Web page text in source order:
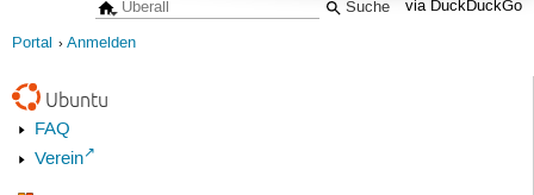
via DuckDuckGo
Portal Anmelden
Ubuntu
FAQ
Verein